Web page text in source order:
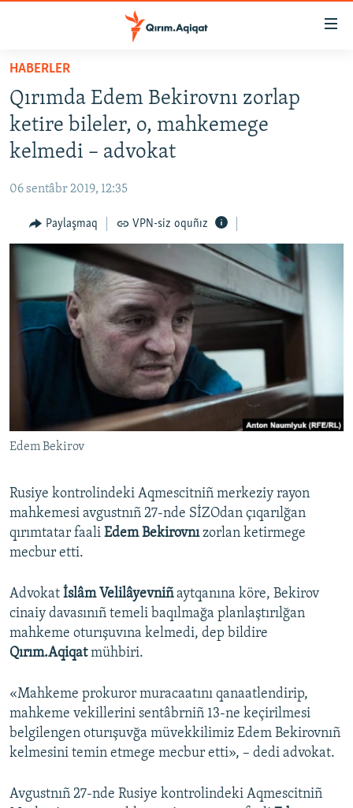
Esas
qaytmaq
Baş
navigatsiyağa
qaytmaq
Qıdıruvğa
HABERLER
SİYASET
İQTİSADİYAT
MEDENİYET
İNSAN AQLARI
VİDEO
BLOGLAR
QOŞULIÑIZ!
RFE/RS bütün saytları
HABERLER
Qırımda Edem Bekirovnı zorlap
ketire bileler, o, mahkemege
kelmedi – advokat
06 sentâbr 2019, 12:35
Paylaşmaq VPN-siz oquñız
Edem Bekirov
Rusiye kontrolindeki Aqmescitniñ merkeziy rayon
mahkemesi avgustnıñ 27-nde SİZOdan çıqarılğan
qırımtatar faali Edem Bekirovnızorlan ketirmege
mecbur etti.
Advokat İslâm Velilâyevniñaytqanına köre, Bekirov
cinaiy davasınıñ temeli baqılmağa planlaştırılğan
mahkeme oturışuvına kelmedi, dep bildire
Qırım.Aqiqatmühbiri.
«Mahkeme prokuror muracaatını qanaatlendirip,
mahkeme vekillerini sentâbrniñ 13-ne keçirilmesi
belgilengen oturışuvğa müvekkilimiz Edem Bekirovnıñ
kelmesini temin etmege mecbur etti», – dedi advokat.
Avgustnıñ 27-nde Rusiye kontrolindeki Aqmescitniñ